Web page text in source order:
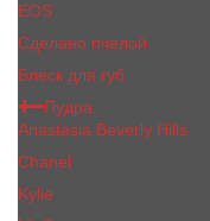
EOS
Сделано пчелой
Блеск для губ
Пудра
Anastasia Beverly Hills
Chanel
Kylie